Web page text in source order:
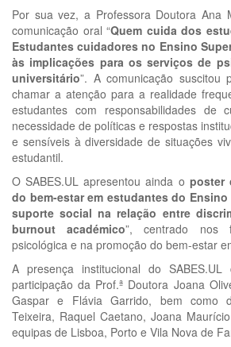
Por sua vez, a Professora Doutora Ana
comunicação oral “Quem cuida dos
Estudantes cuidadores no Ensino
às implicações para os serviços de
universitário”. A comunicação suscitou
chamar a atenção para a realidade
estudantes com responsabilidades de
necessidade de políticas e respostas
e sensíveis à diversidade de situações
estudantil.
O SABES.UL apresentou ainda o poster
do bem-estar em estudantes do
suporte social na relação entre
burnout académico”, centrado nos
psicológica e na promoção do bem-estar
A presença institucional do
participação da Prof.ª Doutora Joana
Gaspar e Flávia Garrido, bem como
Teixeira, Raquel Caetano, Joana
equipas de Lisboa, Porto e Vila Nova de